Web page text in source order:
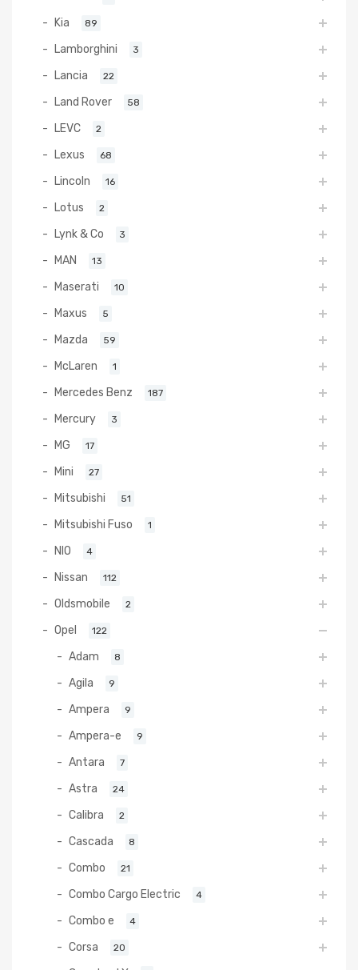
Kia 89
Lamborghini 3
Lancia 22
Land Rover 58
LEVC 2
Lexus 68
Lincoln 16
Lotus 2
Lynk & Co 3
MAN 13
Maserati 10
Maxus 5
Mazda 59
McLaren 1
Mercedes Benz 187
Mercury 3
MG 17
Mini 27
Mitsubishi 51
Mitsubishi Fuso 1
NIO 4
Nissan 112
Oldsmobile 2
Opel 122
Adam 8
Agila 9
Ampera 9
Ampera-e 9
Antara 7
Astra 24
Calibra 2
Cascada 8
Combo 21
Combo Cargo Electric 4
Combo e 4
Corsa 20